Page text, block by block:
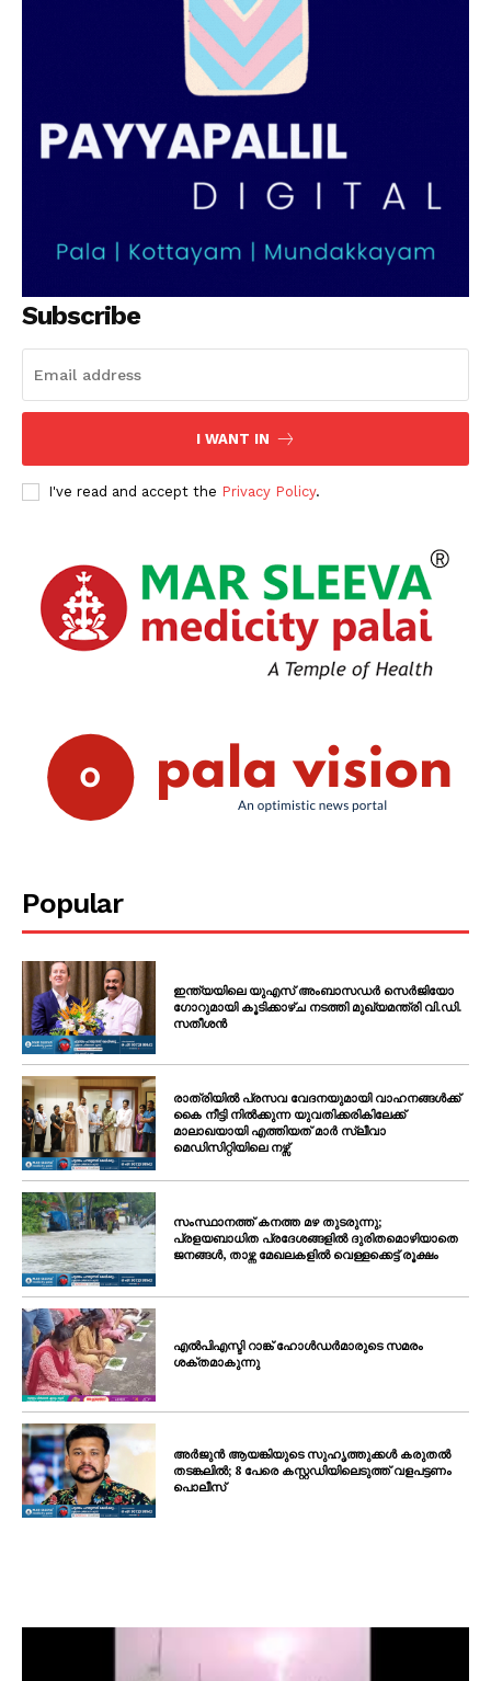
SUBSCRIBE NOW
PALA VISION
Subscription Plans
Grievance Redressal
Subscribe
I WANT IN
I've read and accept the Privacy Policy.
Popular
ഇന്ത്യയിലെ യുഎസ് അംബാസഡർ സെർജിയോ
ഗോറുമായി കൂടിക്കാഴ്ച നടത്തി മുഖ്യമന്ത്രി വി.ഡി.
സതീശൻ
രാത്രിയിൽ പ്രസവ വേദനയുമായി വാഹനങ്ങൾക്ക്
കൈ നീട്ടി നിൽക്കുന്ന യുവതിക്കരികിലേക്ക്
മാലാഖയായി എത്തിയത് മാർ സ്ലീവാ
മെഡിസിറ്റിയിലെ നഴ്സ്
സംസ്ഥാനത്ത് കനത്ത മഴ തുടരുന്നു;
പ്രളയബാധിത പ്രദേശങ്ങളിൽ ദുരിതമൊഴിയാതെ
ജനങ്ങൾ, താഴ്ന്ന മേഖലകളിൽ വെള്ളക്കെട്ട് രൂക്ഷം
എൽപിഎസ്ടി റാങ്ക് ഹോൾഡർമാരുടെ സമരം
ശക്തമാകുന്നു
അർജുൻ ആയങ്കിയുടെ സുഹൃത്തുക്കൾ കരുതൽ
തടങ്കലിൽ; 8 പേരെ കസ്റ്റഡിയിലെടുത്ത് വളപട്ടണം
പൊലീസ്